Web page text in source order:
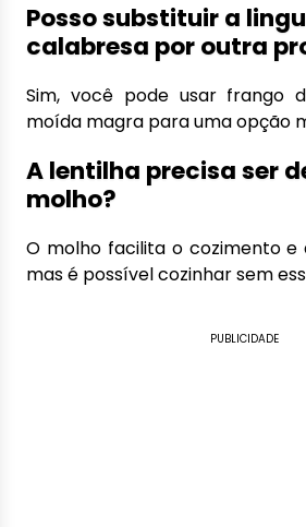
Posso substituir a
calabresa por outra
Sim, você pode usar frango
moída magra para uma opção
A lentilha precisa ser
molho?
O molho facilita o cozimento e
mas é possível cozinhar sem
PUBLICIDADE